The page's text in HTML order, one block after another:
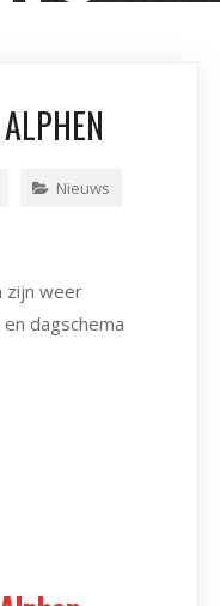
Nieuws
zijn weer
dagschema